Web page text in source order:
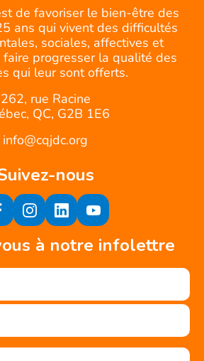
de favoriser le bien-être des
ans qui vivent des difficultés
sociales, affectives et
faire progresser la qualité des
qui leur sont offerts.
262, rue Racine
QC, G2B 1E6
info@cqjdc.org
nous
à notre infolettre